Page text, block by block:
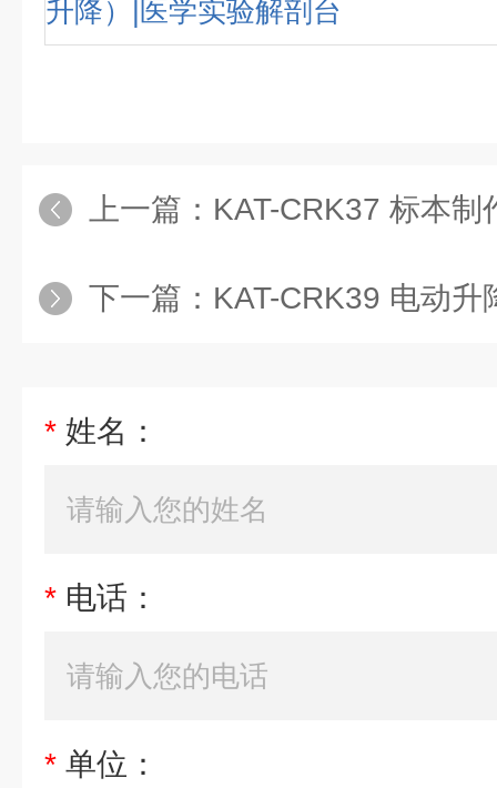
升降）|医学实验解剖台
上一篇： KAT-CRK37 标本
下一篇： KAT-CRK39 电动升降豪华抽风
* 姓名：
* 电话：
* 单位：